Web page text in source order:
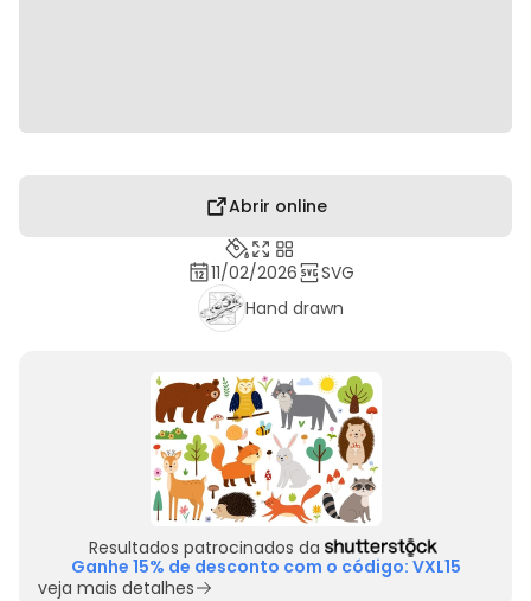
Abrir online
11/02/2026
SVG
Hand drawn
Resultados patrocinados da
Ganhe 15% de desconto com o código: VXL15
veja mais detalhes